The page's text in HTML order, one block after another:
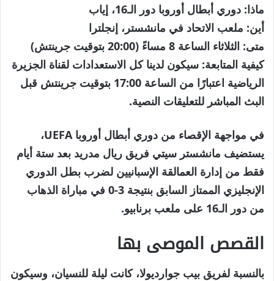
ماذا: دوري أبطال أوروبا دور الـ16، إياب
أين: ملعب الاتحاد في مانشستر، إنجلترا
متى: الثلاثاء الساعة 8 مساءً (20:00 بتوقيت جرينتش)
كيفية المتابعة: سيكون لدينا كل الاستعدادات لقناة الجزيرة
الرياضية اعتبارًا من الساعة 17:00 بتوقيت جرينتش قبل
البث المباشر للتعليقات النصية.
في مواجهة الإقصاء من دوري أبطال أوروبا UEFA،
يستضيف مانشستر سيتي فريق ريال مدريد بعد ستة أيام
فقط من إدارة العمالقة الإسبانيين لضرب بطل الدوري
الإنجليزي الممتاز السابق بنتيجة 3-0 في مباراة الذهاب
من دور الـ16 على ملعب برنابيو.
القصص الموصى بها
قائمة
نهاية
بالنسبة لفريق بيب جوارديولا، كانت ليلة للنسيان، وسيكون